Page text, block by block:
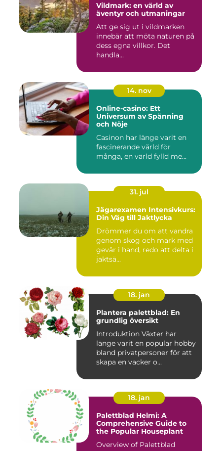
Vildmark: en värld av
äventyr och utmaningar
Att ge sig ut i vildmarken
innebär att möta naturen på
dess egna villkor. Det
handla...
14. nov
Online-casino: Ett
Universum av Spänning
och Nöje
Casinon har länge varit en
fascinerande värld för
många, en värld fylld me...
31. jul
Jägarexamen Intensivkurs:
Din Väg till Jaktlycka
Drömmer du om att vandra
genom skog och mark med
gevär i hand, redo att delta i
jaktsä...
18. jan
Plantera palettblad: En
grundlig översikt
Introduktion Växter har
länge varit en popular hobby
bland privatpersoner för att
skapa en vacker o...
18. jan
Palettblad Helmi: A
Comprehensive Guide to
the Popular Houseplant
Overview of Palettblad